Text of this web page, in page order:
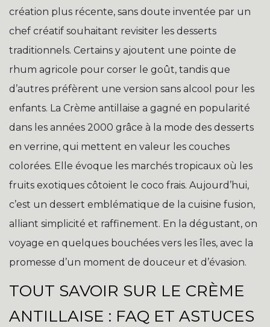
création plus récente, sans doute inventée par un
chef créatif souhaitant revisiter les desserts
traditionnels. Certains y ajoutent une pointe de
rhum agricole pour corser le goût, tandis que
d’autres préfèrent une version sans alcool pour les
enfants. La Crème antillaise a gagné en popularité
dans les années 2000 grâce à la mode des desserts
en verrine, qui mettent en valeur les couches
colorées. Elle évoque les marchés tropicaux où les
fruits exotiques côtoient le coco frais. Aujourd’hui,
c’est un dessert emblématique de la cuisine fusion,
alliant simplicité et raffinement. En la dégustant, on
voyage en quelques bouchées vers les îles, avec la
promesse d’un moment de douceur et d’évasion.
TOUT SAVOIR SUR LE CRÈME
ANTILLAISE : FAQ ET ASTUCES